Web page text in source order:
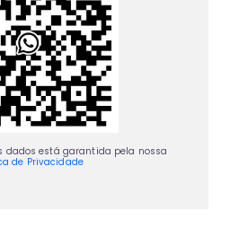
dados está garantida pela nossa
de Privacidade